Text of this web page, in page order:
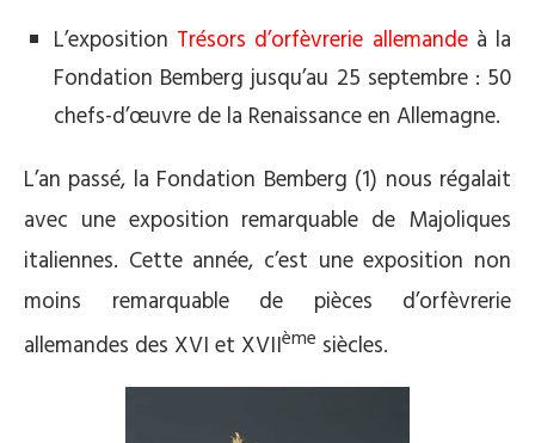
L’exposition Trésors d’orfèvrerie allemandeà la
Fondation Bemberg jusqu’au 25 septembre : 50
chefs-d’œuvre de la Renaissance en Allemagne.
L’an passé, la Fondation Bemberg (1) nous régalait
avec une exposition remarquable de Majoliques
italiennes. Cette année, c’est une exposition non
moins remarquable de pièces d’orfèvrerie
allemandes des XVI et XVIIème siècles.